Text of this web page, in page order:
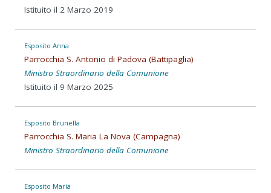
Istituito il 2 Marzo 2019
Esposito Anna
Parrocchia S. Antonio di Padova (Battipaglia)
Ministro Straordinario della Comunione
Istituito il 9 Marzo 2025
Esposito Brunella
Parrocchia S. Maria La Nova (Campagna)
Ministro Straordinario della Comunione
Esposito Maria